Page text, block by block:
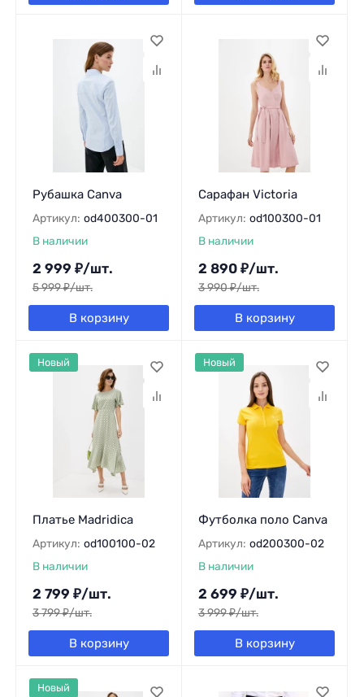
Рубашка Canva
Артикул: od400300-01
В наличии
2 999 ₽/шт.
5 999₽/шт.
В корзину
Сарафан Victoria
Артикул: od100300-01
В наличии
2 890 ₽/шт.
3 990₽/шт.
В корзину
Платье Madridica
Артикул: od100100-02
В наличии
2 799 ₽/шт.
3 799₽/шт.
В корзину
Новый
Футболка поло Canva
Артикул: od200300-02
В наличии
2 699 ₽/шт.
3 999₽/шт.
В корзину
Новый
Новый